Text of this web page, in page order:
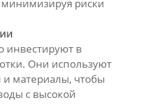
риски
инвестируют в
Они используют
материалы, чтобы
с высокой